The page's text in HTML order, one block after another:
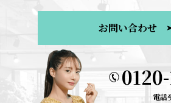
お問い合わせ
電話